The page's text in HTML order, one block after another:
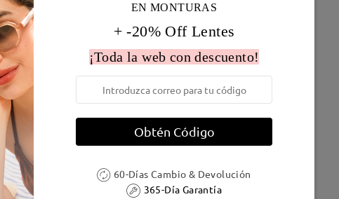
EN MONTURAS
+ -20% Off Lentes
¡Toda la web con descuento!
Obtén Código
60-Días Cambio & Devolución
365-Día Garantía